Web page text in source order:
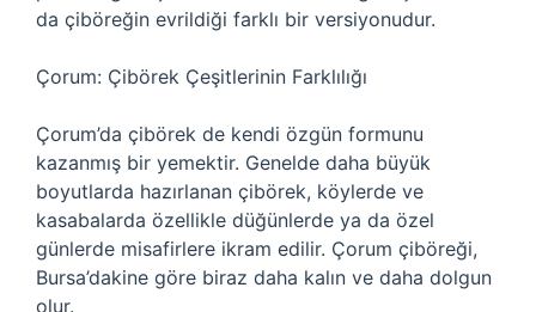
da çiböreğin evrildiği farklı bir versiyonudur.
Çorum: Çibörek Çeşitlerinin Farklılığı
Çorum’da çibörek de kendi özgün formunu
kazanmış bir yemektir. Genelde daha büyük
boyutlarda hazırlanan çibörek, köylerde ve
kasabalarda özellikle düğünlerde ya da özel
günlerde misafirlere ikram edilir. Çorum çiböreği,
Bursa’dakine göre biraz daha kalın ve daha dolgun
olur.